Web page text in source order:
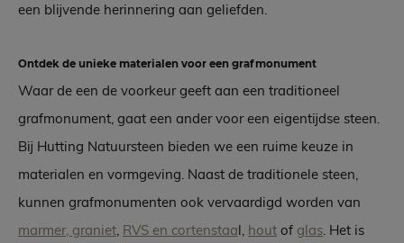
een blijvende herinnering aan geliefden.
Ontdek de unieke materialen voor een grafmonument
Waar de een de voorkeur geeft aan een traditioneel
grafmonument, gaat een ander voor een eigentijdse steen.
Bij Hutting Natuursteen bieden we een ruime keuze in
materialen en vormgeving. Naast de traditionele steen,
kunnen grafmonumenten ook vervaardigd worden van
marmer, graniet, RVS en cortenstaal, hout of glas. Het is